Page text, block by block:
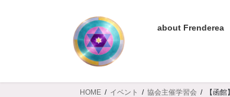
about Frenderea
HOME イベント 協会主催学習会 【函